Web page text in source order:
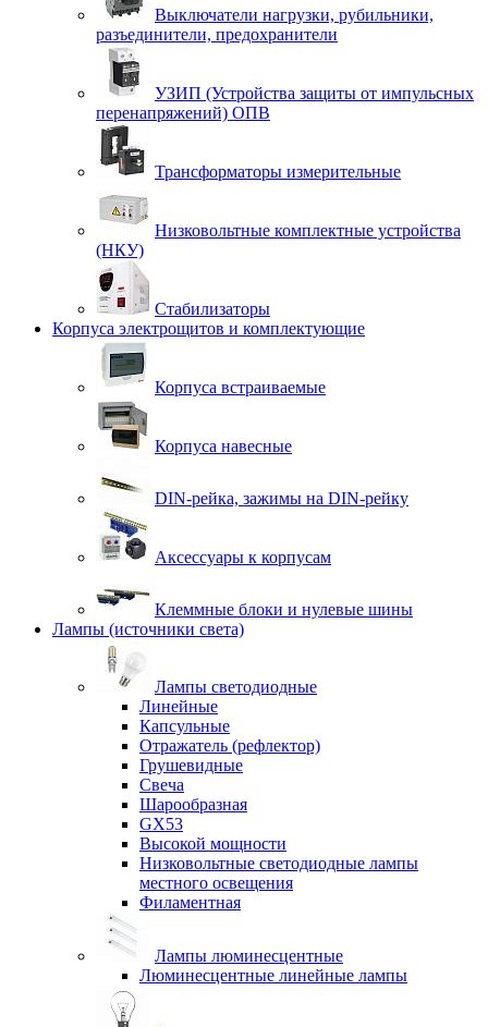
Выключатели нагрузки, рубильники,
разъединители, предохранители
УЗИП (Устройства защиты от импульсных
перенапряжений) ОПВ
Трансформаторы измерительные
Низковольтные комплектные устройства
(НКУ)
Стабилизаторы
Корпуса электрощитов и комплектующие
Корпуса встраиваемые
Корпуса навесные
DIN-рейка, зажимы на DIN-рейку
Аксессуары к корпусам
Клеммные блоки и нулевые шины
Лампы (источники света)
Лампы светодиодные
Линейные
Капсульные
Отражатель (рефлектор)
Грушевидные
Свеча
Шарообразная
GX53
Высокой мощности
Низковольтные светодиодные лампы
местного освещения
Филаментная
Лампы люминесцентные
Люминесцентные линейные лампы